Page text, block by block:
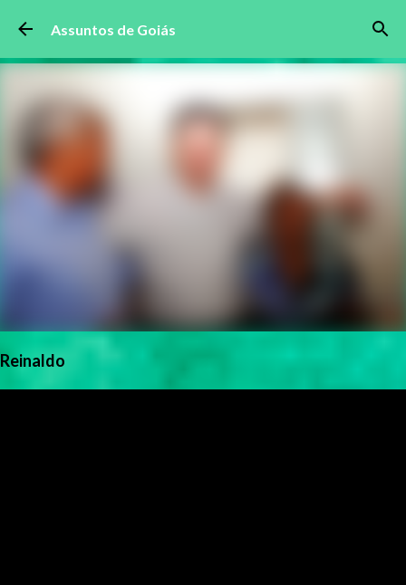
Pular para o conteúdo principal
Assuntos de Goiás
Reinaldo